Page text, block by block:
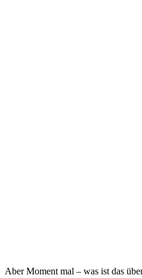
Aber Moment mal – was ist das